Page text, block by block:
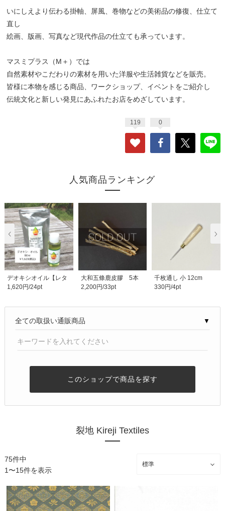
いにしえより伝わる掛軸、屏風、巻物などの美術品の修復、仕立て
直し
絵画、版画、写真など現代作品の仕立ても承っています。
マスミプラス（M＋）では
自然素材やこだわりの素材を用いた洋服や生活雑貨などを販売。
皆様に本物を感じる商品、ワークショップ、イベントをご紹介し
伝統文化と新しい発見にあふれたお店をめざしています。
119 0
人気商品ランキング
デオキシオイル【レタ
ーパック不可】
1,620円/24pt
大和五條鹿皮膠 5本
入（約13.5ｇ）
2,200円/33pt
千枚通し 小 12cm
330円/4pt
▼
このショップで商品を探す
裂地 Kireji Textiles
75件中
1〜15件を表示